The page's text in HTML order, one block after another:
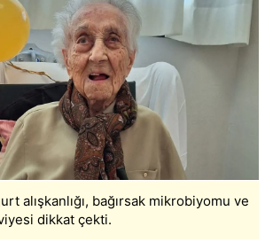
ve sizlere yönelik
faaliyetlerinin yapılması, amaçlarıyla
dahilinde kullanılacaktır.
aşağıda yer alan panel
Çerezlere ilişkin detaylı bilgi
tıklayabilir,Çerez Bilgilendirme
edebilirsiniz.
Verilerin Korunması Kanunu uyarınca
Metnimizi okumak ve sitemizde
alışkanlığı, bağırsak mikrobiyomu ve
dikkat çekti.